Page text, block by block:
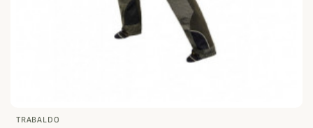
TRABALDO